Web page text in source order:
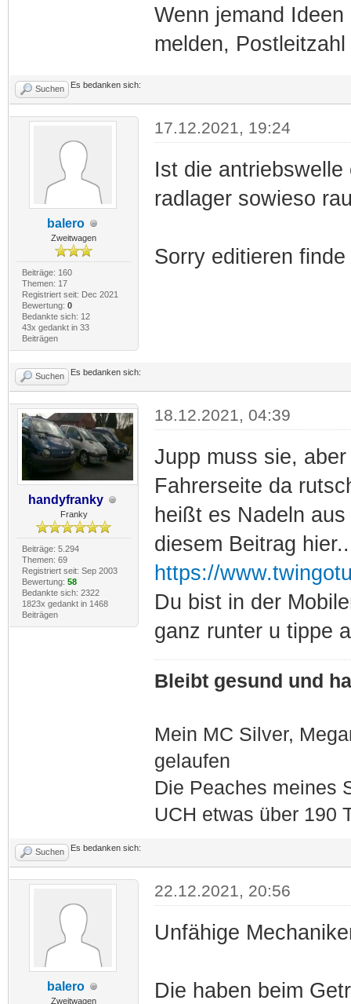
Wenn jemand
melden, Postleitzahl
Suchen Es bedanken sich:
balero
Zweitwagen
Beiträge: 160
Themen: 17
Registriert seit: Dec 2021
Bewertung: 0
Bedankte sich: 12
43x gedankt in 33
Beiträgen
17.12.2021, 19:24
Ist die
radlager sowieso
Sorry editieren
Suchen Es bedanken sich:
handyfranky
Franky
Beiträge: 5.294
Themen: 69
Registriert seit: Sep 2003
Bewertung: 58
Bedankte sich: 2322
1823x gedankt in 1468
Beiträgen
18.12.2021, 04:39
Jupp muss sie,
Fahrerseite da
heißt es Nadeln
diesem Beitrag
https://
Du bist in der
ganz runter u tippe
Bleibt gesund und
Mein MC Silver,
gelaufen
Die Peaches meines
UCH etwas über 190
Suchen Es bedanken sich:
balero
Zweitwagen
22.12.2021, 20:56
Unfähige
Die haben beim